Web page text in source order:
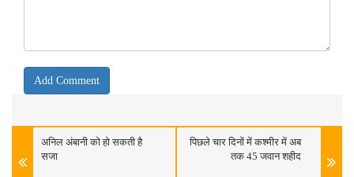
अनिल अंबानी को हो सकती है
सजा
पिछले चार दिनों में कश्मीर में अब
तक 45 जवान शहीद